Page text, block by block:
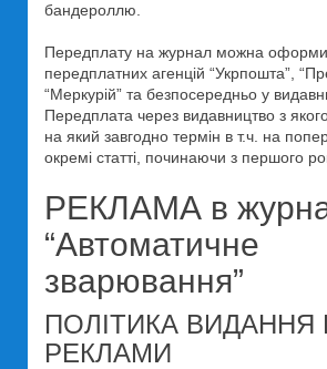
бандероллю.
Передплату на журнал можна
передплатних агенцій “Укрпошта”,
“Меркурій” та безпосередньо у
Передплата через видавництво з
на який завгодно термін в т.ч. на
окремі статті, починаючи з першого
РЕКЛАМА в
“Автоматичне
зварювання”
ПОЛІТИКА
РЕКЛАМИ